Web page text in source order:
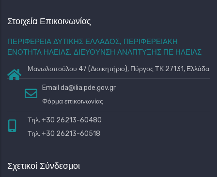
Στοιχεία Επικοινωνίας
ΠΕΡΙΦΕΡΕΙΑ ΔΥΤΙΚΗΣ ΕΛΛΑΔΟΣ, ΠΕΡΙΦΕΡΕΙΑΚΗ
ΕΝΟΤΗΤΑ ΗΛΕΙΑΣ, ΔΙΕΥΘΥΝΣΗ ΑΝΑΠΤΥΞΗΣ ΠΕ ΗΛΕΙΑΣ
Μανωλοπούλου 47 (Διοικητήριο), Πύργος ΤΚ 27131, Ελλάδα
Email da@ilia.pde.gov.gr
Φόρμα επικοινωνίας
Τηλ. +30 26213-60480
Τηλ. +30 26213-60518
Σχετικοί Σύνδεσμοι